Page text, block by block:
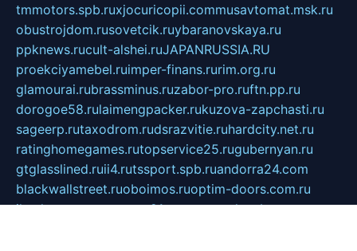
tmmotors.spb.ruxjocuricopii.commusavtomat.msk.ru
obustrojdom.rusovetcik.ruybaranovskaya.ru
ppknews.rucult-alshei.ruJAPANRUSSIA.RU
proekciyamebel.ruimper-finans.rurim.org.ru
glamourai.rubrassminus.ruzabor-pro.ruftn.pp.ru
dorogoe58.rulaimengpacker.rukuzova-zapchasti.ru
sageerp.rutaxodrom.rudsrazvitie.ruhardcity.net.ru
ratinghomegames.rutopservice25.rugubernyan.ru
gtglasslined.ruii4.rutssport.spb.ruandorra24.com
blackwallstreet.ruoboimos.ruoptim-doors.com.ru
ikuch.runycr.org.runpa21.ruvremya-ch.spb.ru